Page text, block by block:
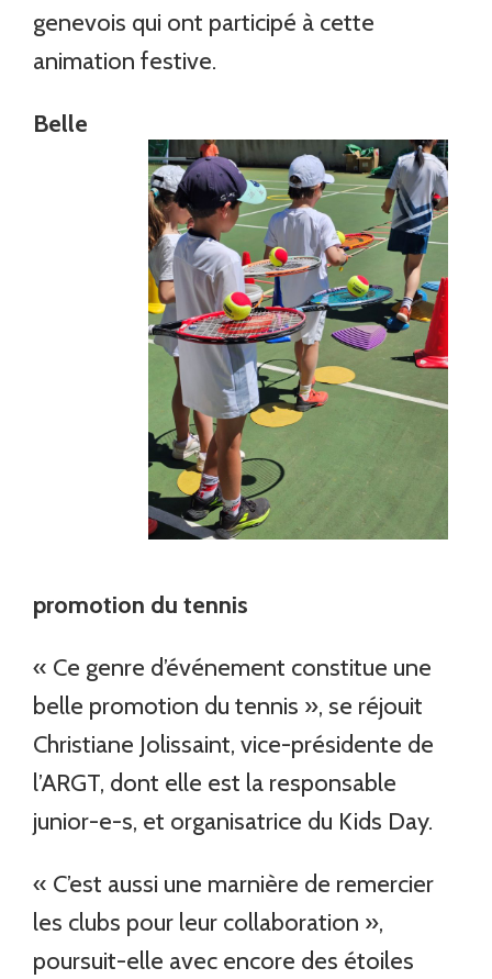
genevois qui ont participé à cette
animation festive.
Belle
promotion du tennis
« Ce genre d’événement constitue une
belle promotion du tennis », se réjouit
Christiane Jolissaint, vice-présidente de
l’ARGT, dont elle est la responsable
junior-e-s, et organisatrice du Kids Day.
« C’est aussi une marnière de remercier
les clubs pour leur collaboration »,
poursuit-elle avec encore des étoiles